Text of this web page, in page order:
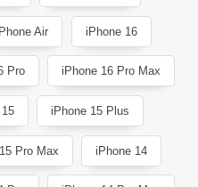
Air iPhone 16
Pro iPhone 16 Pro Max
iPhone 15 Plus
Pro Max iPhone 14